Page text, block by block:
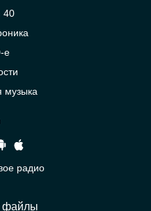
40
е
музыка
радио
файлы